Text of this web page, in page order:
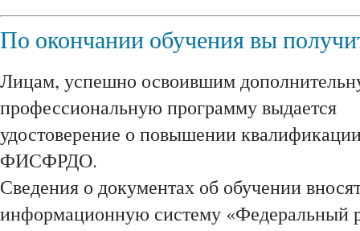
По окончании обучения вы
Лицам, успешно освоившим
профессиональную программу выдается
удостоверение о повышении
ФИСФРДО.
Сведения о документах об обучении
информационную систему «Федеральный